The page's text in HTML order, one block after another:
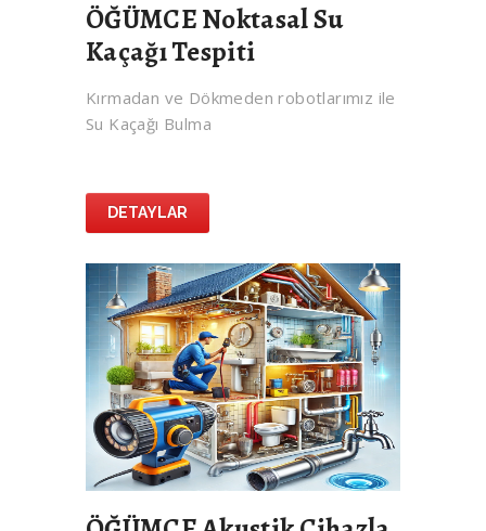
ÖĞÜMCE Noktasal Su
Kaçağı Tespiti
Kırmadan ve Dökmeden robotlarımız ile
Su Kaçağı Bulma
DETAYLAR